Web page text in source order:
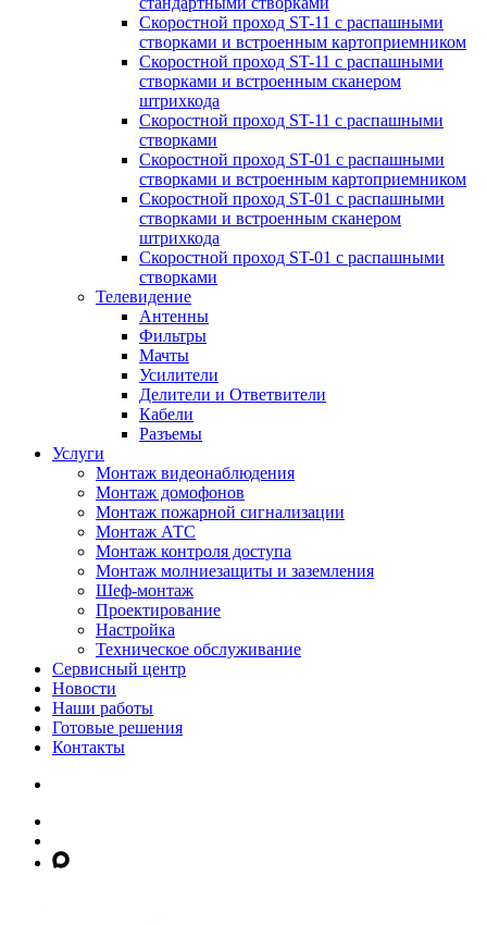
Скоростной проход ST-11 с распашными
створками и встроенным картоприемником
Скоростной проход ST-11 с распашными
створками и встроенным сканером
штрихкода
Скоростной проход ST-11 с распашными
створками
Скоростной проход ST-01 с распашными
створками и встроенным картоприемником
Скоростной проход ST-01 с распашными
створками и встроенным сканером
штрихкода
Скоростной проход ST-01 с распашными
створками
Телевидение
Антенны
Фильтры
Мачты
Усилители
Делители и Ответвители
Кабели
Разъемы
Услуги
Монтаж видеонаблюдения
Монтаж домофонов
Монтаж пожарной сигнализации
Монтаж АТС
Монтаж контроля доступа
Монтаж молниезащиты и заземления
Шеф-монтаж
Проектирование
Настройка
Техническое обслуживание
Сервисный центр
Новости
Наши работы
Готовые решения
Контакты